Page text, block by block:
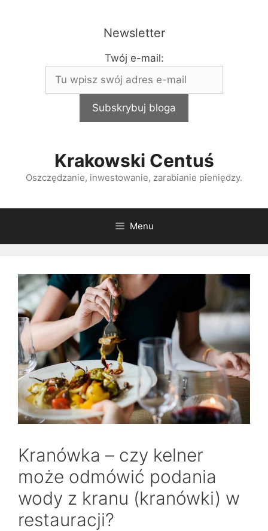
Newsletter
Twój e-mail:
Krakowski Centuś
Oszczędzanie, inwestowanie, zarabianie pieniędzy.
Menu
Kranówka – czy kelner
może odmówić podania
wody z kranu (kranówki) w
restauracji?